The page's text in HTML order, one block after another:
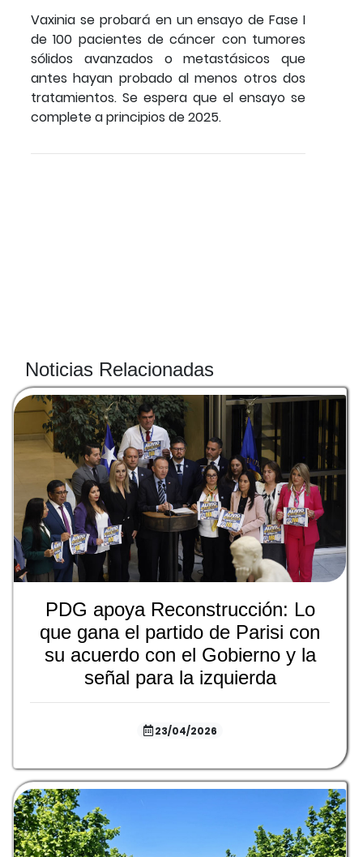
Vaxinia se probará en un ensayo de Fase I
de 100 pacientes de cáncer con tumores
sólidos avanzados o metastásicos que
antes hayan probado al menos otros dos
tratamientos. Se espera que el ensayo se
complete a principios de 2025.
Noticias Relacionadas
PDG apoya Reconstrucción: Lo
que gana el partido de Parisi con
su acuerdo con el Gobierno y la
señal para la izquierda
23/04/2026